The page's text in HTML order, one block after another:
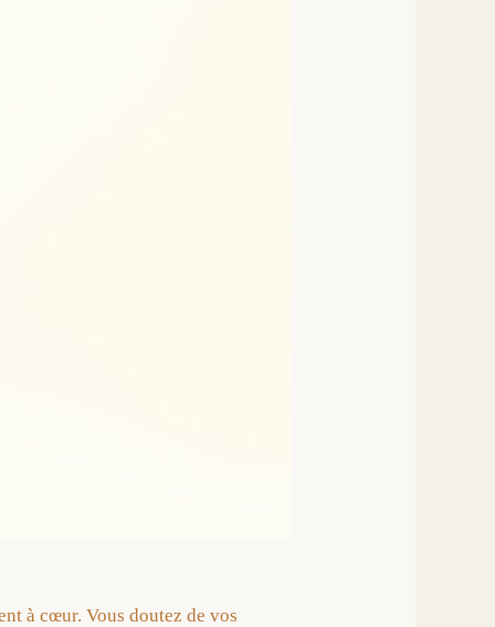
à cœur. Vous doutez de vos